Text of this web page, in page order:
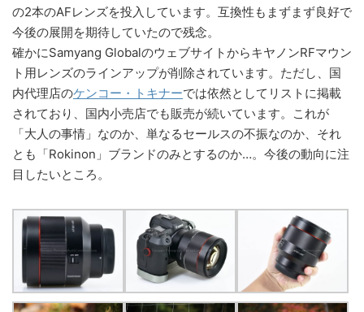
の2本のAFレンズを投入しています。互換性もまずまず良好で
今後の展開を期待していたので残念。
確かにSamyang GlobalのウェブサイトからキヤノンRFマウン
ト用レンズのラインアップが削除されています。ただし、国
内代理店のケンコー・トキナーでは依然としてリストに掲載
されており、国内小売店でも販売が続いています。これが
「大人の事情」なのか、単なるセールスの不振なのか、それ
とも「Rokinon」ブランドのみとするのか…。今後の動向に注
目したいところ。